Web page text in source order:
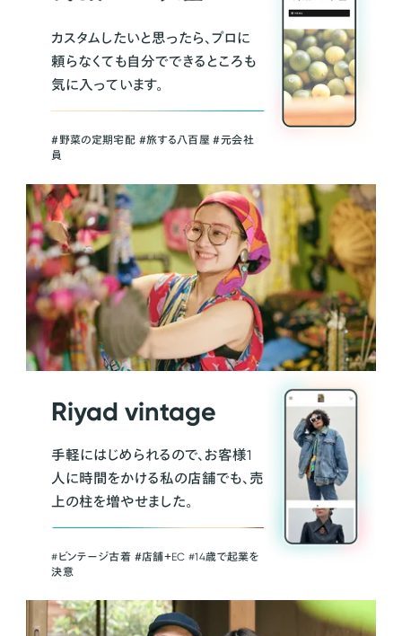
カスタムしたいと思ったら、プロに
頼らなくても自分でできるところも
気に入っています。
＃野菜の定期宅配 ＃旅する八百屋 ＃元会社
員
Riyad vintage
手軽にはじめられるので、お客様1
人に時間をかける私の店舗でも、売
上の柱を増やせました。
#ビンテージ古着 ＃店舗＋EC #14歳で起業を
決意